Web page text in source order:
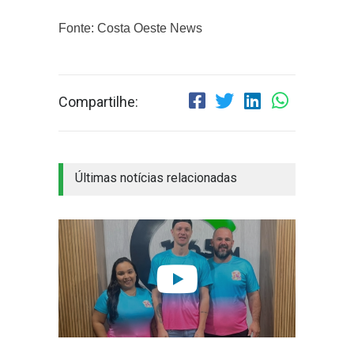
Fonte: Costa Oeste News
Compartilhe:
Últimas notícias relacionadas